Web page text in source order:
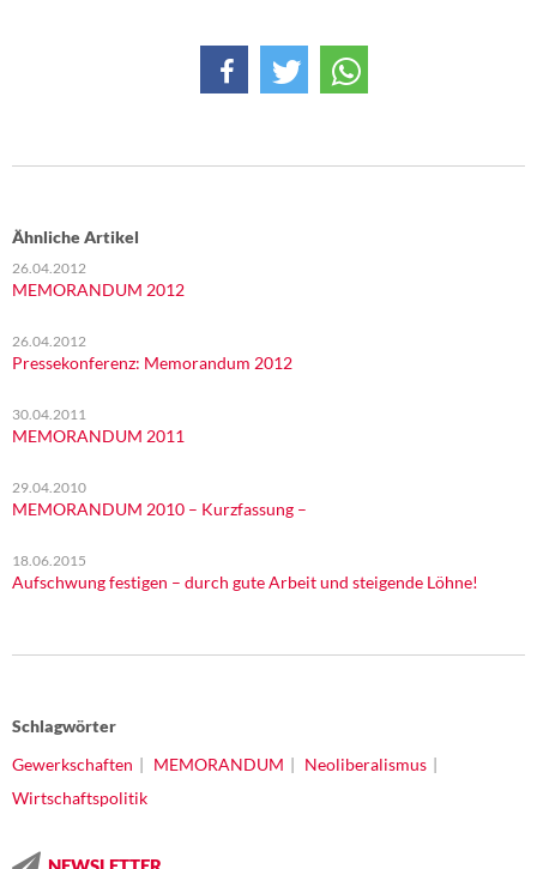
Ähnliche Artikel
26.04.2012
MEMORANDUM 2012
26.04.2012
Pressekonferenz: Memorandum 2012
30.04.2011
MEMORANDUM 2011
29.04.2010
MEMORANDUM 2010 – Kurzfassung –
18.06.2015
Aufschwung festigen – durch gute Arbeit und steigende Löhne!
Schlagwörter
Gewerkschaften
MEMORANDUM
Neoliberalismus
Wirtschaftspolitik